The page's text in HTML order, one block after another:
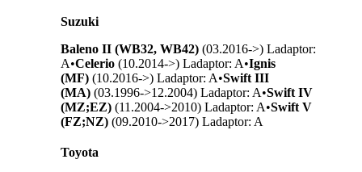
Suzuki
Baleno II (WB32, WB42) (03.2016->) Ladaptor:
A•Celerio (10.2014->) Ladaptor: A•Ignis
(MF) (10.2016->) Ladaptor: A•Swift III
(MA) (03.1996->12.2004) Ladaptor: A•Swift IV
(MZ;EZ) (11.2004->2010) Ladaptor: A•Swift V
(FZ;NZ) (09.2010->2017) Ladaptor: A
Toyota